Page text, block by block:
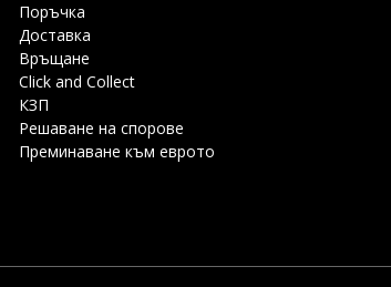
Поръчка
Доставка
Връщане
Click and Collect
КЗП
Решаване на спорове
Преминаване към еврото